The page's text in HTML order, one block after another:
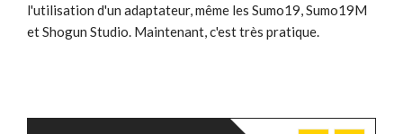
l'utilisation d'un adaptateur, même les Sumo19, Sumo19M
et Shogun Studio. Maintenant, c'est très pratique.